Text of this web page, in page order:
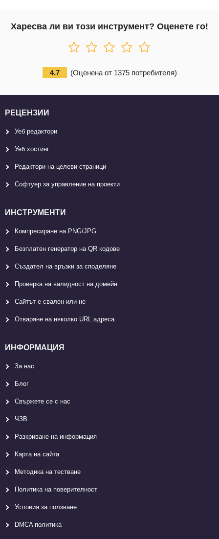
Харесва ли ви този инструмент? Оценете го!
4.7 (Оценена от 1375потребителя)
РЕЦЕНЗИИ
Уеб редактори
Уеб хостинг
Редактори на целеви страници
Софтуер за управление на проекти
ИНСТРУМЕНТИ
Компресиране на PNG/JPG
Безплатен генератор на QR кодове
Създател на връзки за споделяне
Проверка на валидност на домейн
Сайтът е свален или не
Отваряне на няколко URL адреса
ИНФОРМАЦИЯ
За нас
Блог
Свържете се с нас
ЧЗВ
Разкриване на информация
Карта на сайта
Методика на тестване
Политика на поверителност
Условия за ползване
DMCA политика